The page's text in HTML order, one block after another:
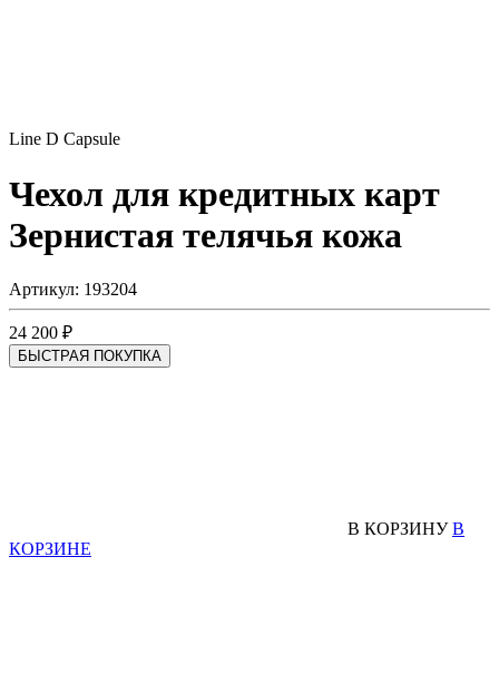
Line D Capsule
Чехол для кредитных карт
Зернистая телячья кожа
Артикул: 193204
24 200 ₽
БЫСТРАЯ ПОКУПКА
В КОРЗИНУ В
КОРЗИНЕ